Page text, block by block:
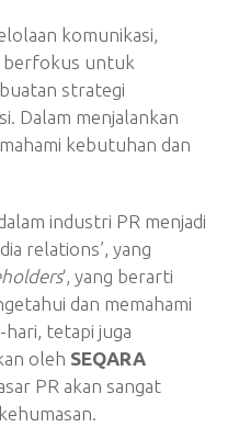
komunikasi,
berfokus untuk
strategi
Dalam menjalankan
kebutuhan dan
industri PR menjadi
relations’, yang
‘, yang berarti
dan memahami
tetapi juga
oleh SEQARA
PR akan sangat